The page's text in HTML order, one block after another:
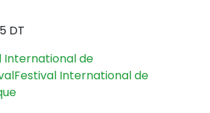
DT
International de
Festival International de